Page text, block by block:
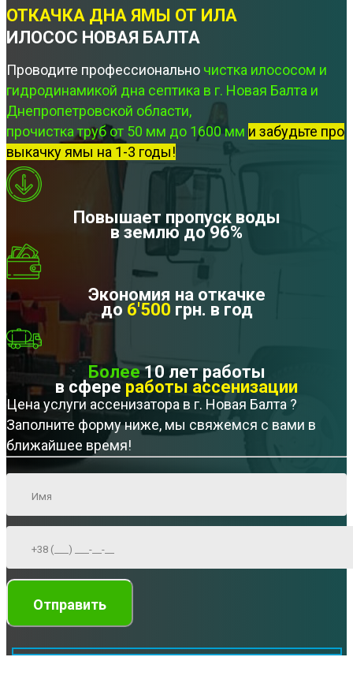
ОТКАЧКА ДНА ЯМЫ ОТ ИЛА
ИЛОСОС НОВАЯ БАЛТА
Проводите профессионально чистка илососом и
гидродинамикой дна септика в г. Новая Балта и
Днепропетровской области,
прочистка труб от 50 мм до 1600 мм и забудьте про
выкачку ямы на 1-3 годы!
Повышает пропуск воды
в землю до 96%
Экономия на откачке
до 6'500 грн. в год
Более10 лет работы
в сфере работы ассенизации
Цена услуги ассенизатора в г. Новая Балта ?
Заполните форму ниже, мы свяжемся с вами в
ближайшее время!